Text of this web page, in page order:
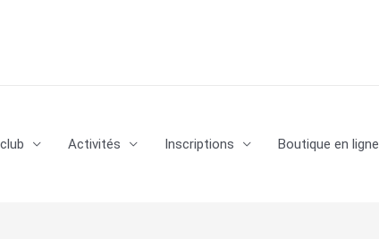
Activités Inscriptions Boutique en ligne